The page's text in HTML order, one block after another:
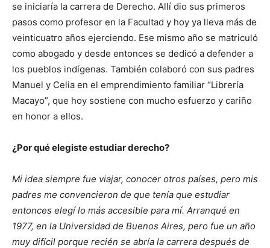
se iniciaría la carrera de Derecho. Allí dio sus primeros
pasos como profesor en la Facultad y hoy ya lleva más de
veinticuatro años ejerciendo. Ese mismo año se matriculó
como abogado y desde entonces se dedicó a defender a
los pueblos indígenas. También colaboró con sus padres
Manuel y Celia en el emprendimiento familiar “Librería
Macayo”, que hoy sostiene con mucho esfuerzo y cariño
en honor a ellos.
¿Por qué elegiste estudiar derecho?
Mi idea siempre fue viajar, conocer otros países, pero mis
padres me convencieron de que tenía que estudiar
entonces elegí lo más accesible para mí. Arranqué en
1977, en la Universidad de Buenos Aires, pero fue un año
muy difícil porque recién se abría la carrera después de